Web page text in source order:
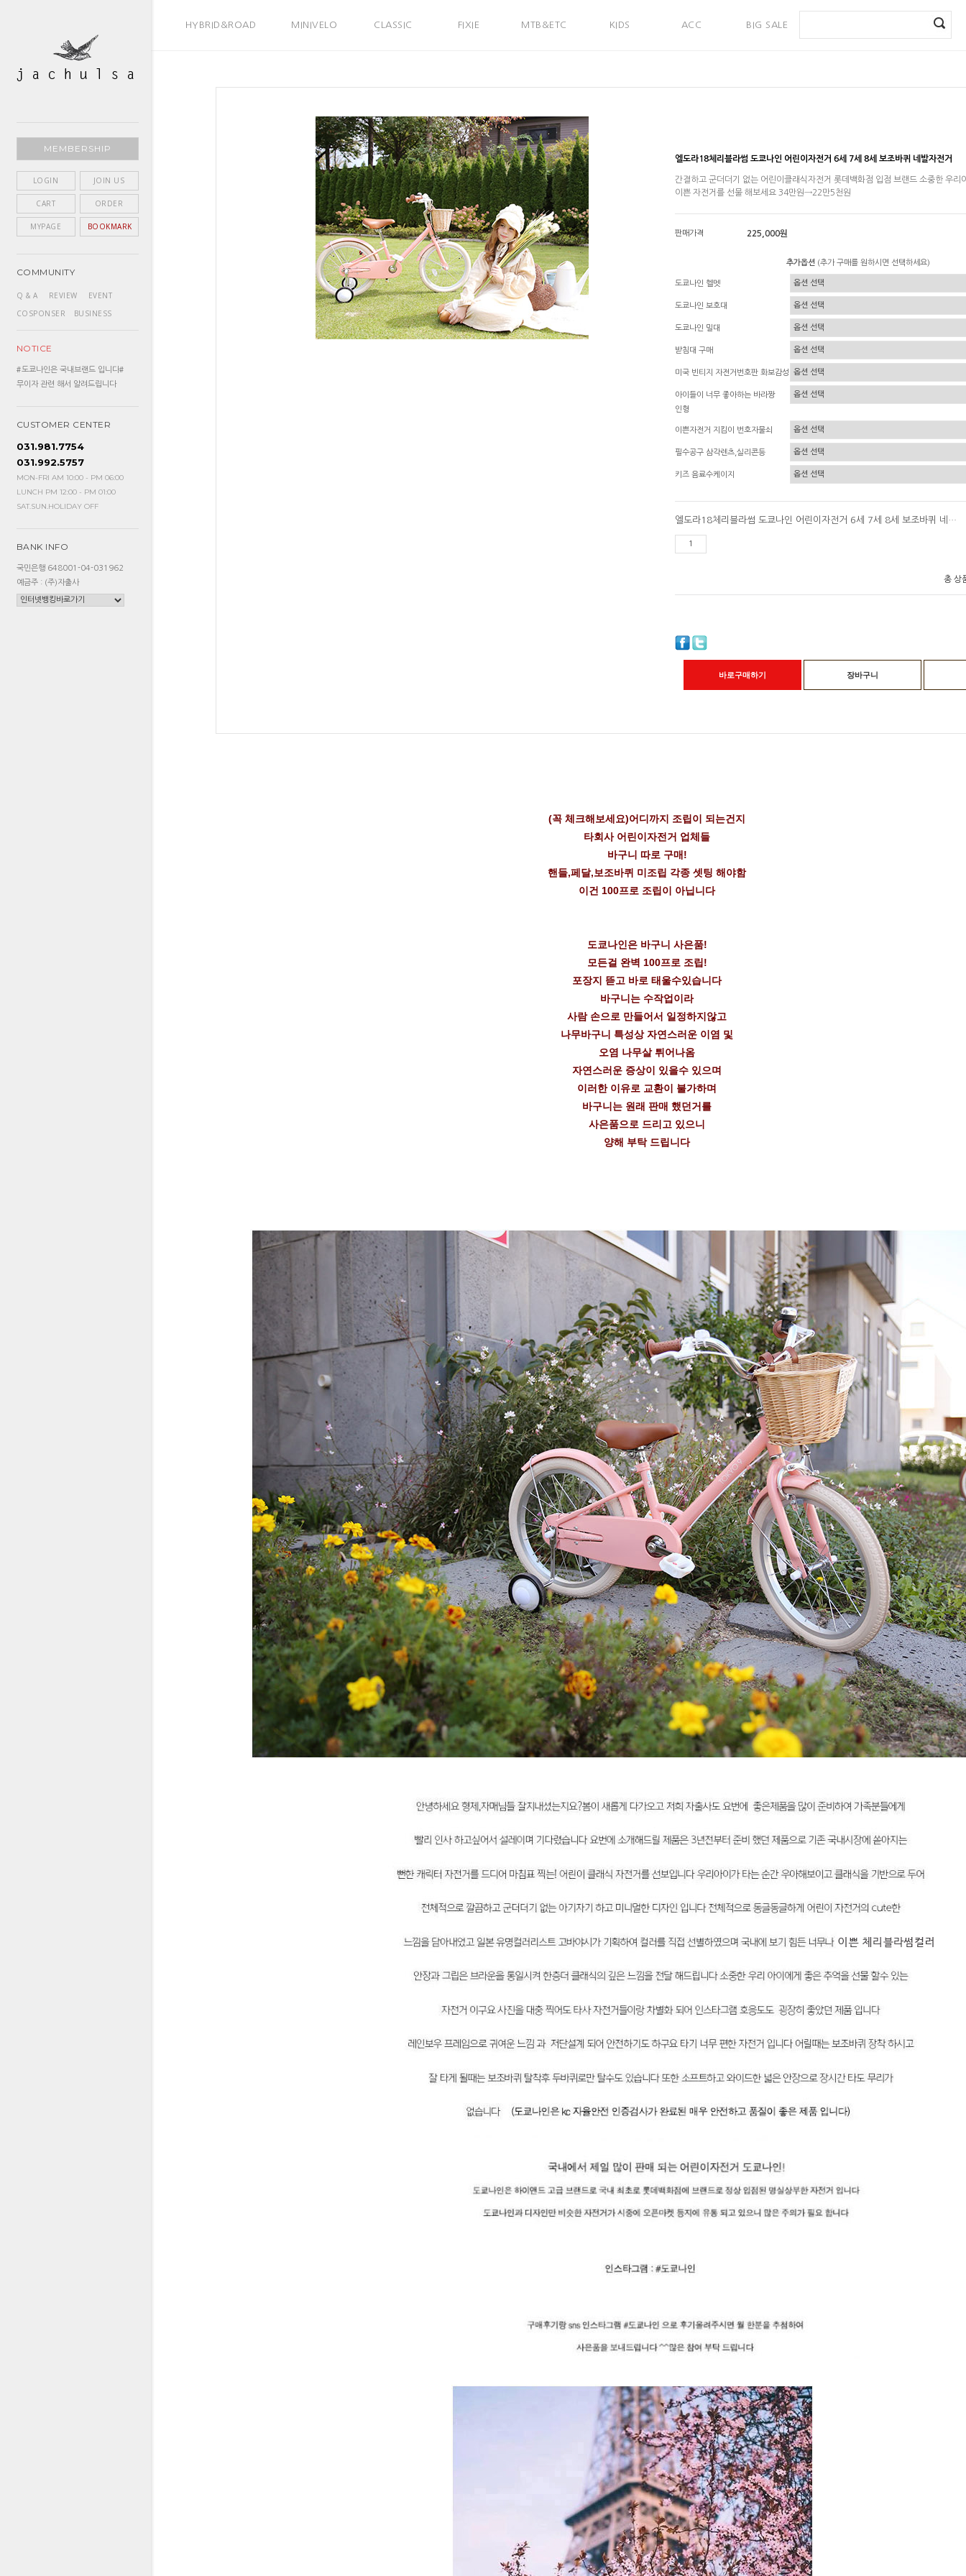
HYBRID&ROAD MINIVELO CLASSIC FIXIE MTB&ETC KIDS ACC BIG SALE
MEMBERSHIP
LOGIN JOIN US
CART ORDER
MYPAGE BOOKMARK
COMMUNITY
Q & A REVIEW
EVENT
COSPONSER
BUSINESS
NOTICE
#도쿄나인은 국내브랜드 입니다#
무이자 관련 해서 알려드립니다
CUSTOMER CENTER
031.981.7754
031.992.5757
MON-FRI AM 10:00 - PM 06:00
LUNCH PM 12:00 - PM 01:00
SAT.SUN.HOLIDAY OFF
BANK INFO
국민은행 648001-04-031962
예금주 : (주)자출사
엘도라18체리블라썸 도쿄나인 어린이자전거 6세 7세 8세 보조바퀴 네발자전거
간결하고 군더더기 없는 어린이클래식자전거 롯데백화점 입점 브랜드 소중한 우리
이쁜 자전거를 선물 해보세요 34만원→22만5천원
판매가격 225,000원
추가옵션 (추가 구매를 원하시면 선택하세요)
도쿄나인 헬멧
도쿄나인 보호대
도쿄나인 밀대
받침대 구매
미국 빈티지 자전거번호판 화보감성
아이들이 너무 좋아하는 바라짱
인형
이쁜자전거 지킴이 번호자물쇠
필수공구 삼각렌츠,실리콘등
키즈 음료수케이지
엘도라18체리블라썸 도쿄나인 어린이자전거 6세 7세 8세 보조바퀴 네발자전거
총 상
바로구매하기 장바구니
(꼭 체크해보세요)어디까지 조립이 되는건지
타회사 어린이자전거 업체들
바구니 따로 구매!
핸들,페달,보조바퀴 미조립 각종 셋팅 해야함
이건 100프로 조립이 아닙니다
도쿄나인은 바구니 사은품!
모든걸 완벽 100프로 조립!
포장지 뜯고 바로 태울수있습니다
바구니는 수작업이라
사람 손으로 만들어서 일정하지않고
나무바구니 특성상 자연스러운 이염 및
오염 나무살 튀어나옴
자연스러운 증상이 있을수 있으며
이러한 이유로 교환이 불가하며
바구니는 원래 판매 했던거를
사은품으로 드리고 있으니
양해 부탁 드립니다